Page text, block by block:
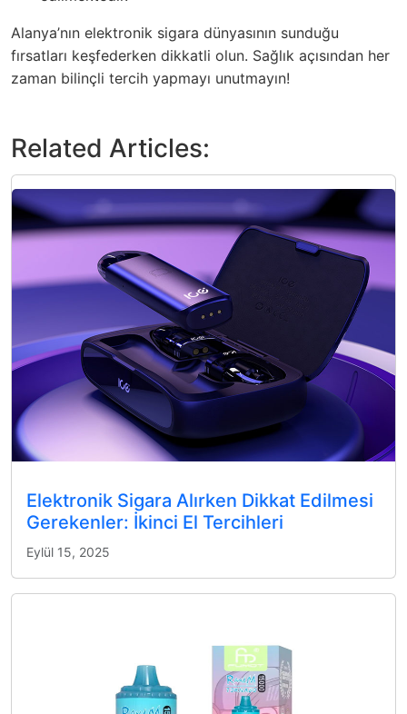
Alanya’nın elektronik sigara dünyasının sunduğu
fırsatları keşfederken dikkatli olun. Sağlık açısından her
zaman bilinçli tercih yapmayı unutmayın!
Related Articles:
Elektronik Sigara Alırken Dikkat Edilmesi
Gerekenler: İkinci El Tercihleri
Eylül 15, 2025